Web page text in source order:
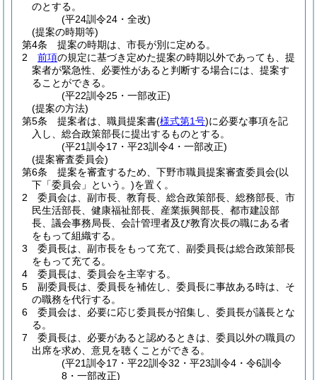
のとする。
(平24訓令24・全改)
(提案の時期等)
第4条
提案の時期は、市長が別に定める。
2
前項の規定に基づき定めた提案の時期以外であっても、提
案者が緊急性、必要性があると判断する場合には、提案す
ることができる。
(平22訓令25・一部改正)
(提案の方法)
第5条
提案者は、職員提案書(様式第1号)に必要な事項を記
入し、総合政策部長に提出するものとする。
(平21訓令17・平23訓令4・一部改正)
(提案審査委員会)
第6条
提案を審査するため、下野市職員提案審査委員会(以
下「委員会」という。)を置く。
2
委員会は、副市長、教育長、総合政策部長、総務部長、市
民生活部長、健康福祉部長、産業振興部長、都市建設部
長、議会事務局長、会計管理者及び教育次長の職にある者
をもって組織する。
3
委員長は、副市長をもって充て、副委員長は総合政策部長
をもって充てる。
4
委員長は、委員会を主宰する。
5
副委員長は、委員長を補佐し、委員長に事故ある時は、そ
の職務を代行する。
6
委員会は、必要に応じ委員長が招集し、委員長が議長とな
る。
7
委員長は、必要があると認めるときは、委員以外の職員の
出席を求め、意見を聴くことができる。
(平21訓令17・平22訓令32・平23訓令4・令6訓令
8・一部改正)